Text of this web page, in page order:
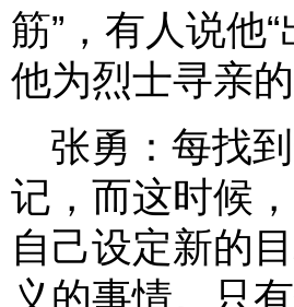
筋”，有人说他
他为烈士寻亲的
张勇：每找
记，而这时候
自己设定新的
义的事情。只